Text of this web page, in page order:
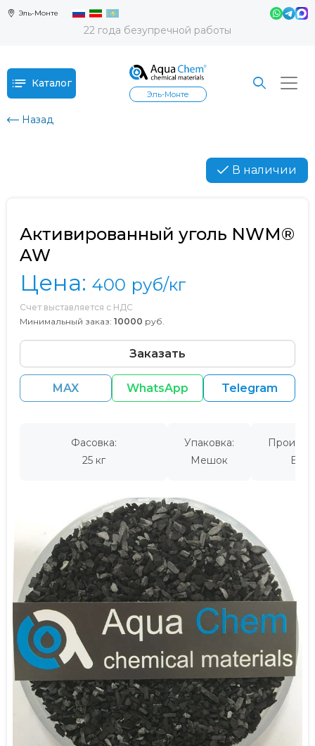
Эль-Монте
22 года безупречной работы
Каталог
Эль-Монте
Назад
В наличии
Активированный уголь NWM®
AW
Цена: 400 руб/кг
Счет выставляется с НДС
Минимальный заказ: 10000 руб.
Заказать
MAX WhatsApp Telegram
Фасовка:
25 кг
Упаковка:
Мешок